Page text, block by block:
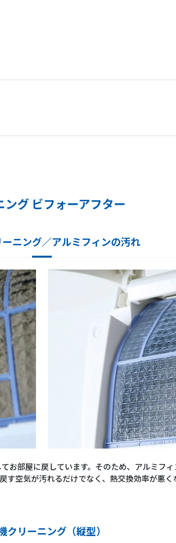
ング ビフォーアフター
ニング／アルミフィンの汚れ
お部屋に戻しています。そのため、アルミフ
空気が汚れるだけでなく、熱交換効率が悪
クリーニング（縦型）